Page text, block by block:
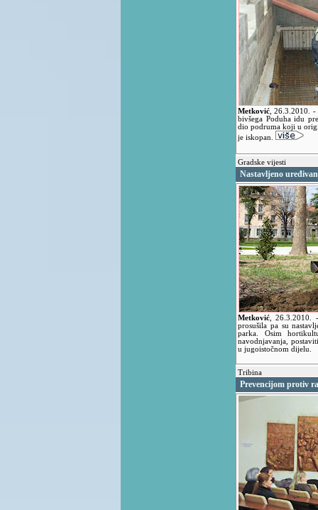
Metković ,26.3.2010. -
bivšega Poduha idu
dio podruma koji u
je iskopan.
Gradske vijesti
Nastavljeno
Metković ,26.3.2010.
prosušila pa su
parka. Osim
navodnjavanja,
u jugoistočnom dijelu.
Tribina
Prevencijom protiv